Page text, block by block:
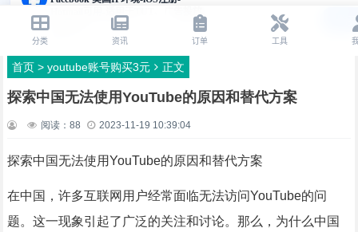
首页> youtube账号购买3元 正文
探索中国无法使用YouTube的原因和替代方案
阅读： 88 2023-11-19 10:39:04
探索中国无法使用YouTube的原因和替代方案
在中国，许多互联网用户经常面临无法访问YouTube的问
题。这一现象引起了广泛的关注和讨论。那么，为什么中国